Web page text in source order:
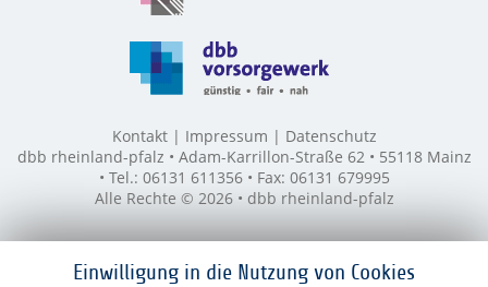
Einwilligung in die Nutzung von Cookies
Kontakt Impressum
Datenschutz
dbb rheinland-pfalz • Adam-Karrillon-Straße 62 • 55118 Mainz
• Tel.: 06131 611356 • Fax: 06131 679995
Alle Rechte © 2026 • dbb rheinland-pfalz